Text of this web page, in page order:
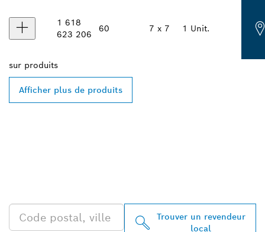
1 618
623 206
60 7 x 7 1 Unit.
sur produits
Afficher plus de produits
Trouver un revendeur
local